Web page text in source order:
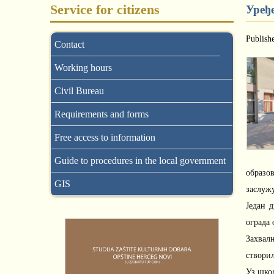
Service for citizens
Contact
Working hours
Civil Bureau
Requirements and forms
Free access to information
Guide to procedures in the local government
GIS
Један
ограда
Уз